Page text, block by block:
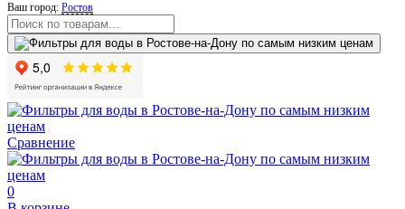
Ваш город: Ростов
Сравнение
0